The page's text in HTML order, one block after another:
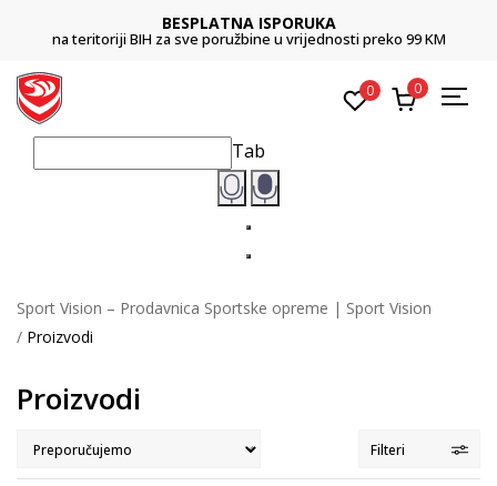
BESPLATNA ISPORUKA
na teritoriji BIH za sve poružbine u vrijednosti preko 99 KM
0 0
Tab
Sport Vision – Prodavnica Sportske opreme | Sport Vision
Proizvodi
Proizvodi
Filteri